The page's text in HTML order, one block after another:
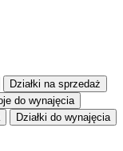
Działki na sprzedaż
do wynajęcia
Działki do wynajęcia